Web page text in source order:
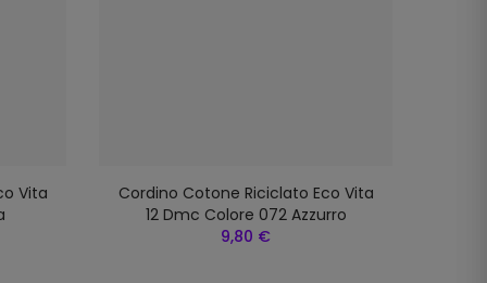
Vita
Cordino Cotone Riciclato Eco Vita
12 Dmc Colore 072 Azzurro
9,80 €